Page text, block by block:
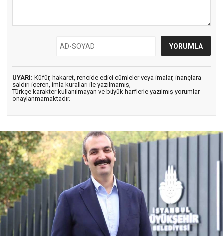
UYARI: Küfür, hakaret, rencide edici cümleler veya imalar, inançlara
saldırı içeren, imla kuralları ile yazılmamış,
Türkçe karakter kullanılmayan ve büyük harflerle yazılmış yorumlar
onaylanmamaktadır.